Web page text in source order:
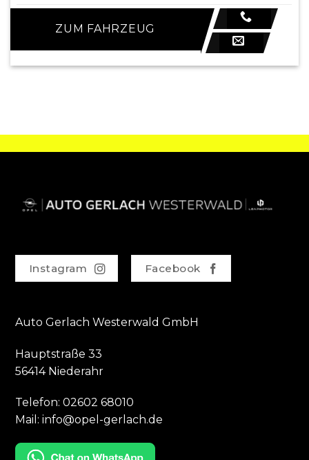
ZUM FAHRZEUG
Instagram Facebook
Auto Gerlach Westerwald GmbH
Hauptstraße 33
56414 Niederahr
Telefon:02602 68010
Mail: info@opel-gerlach.de